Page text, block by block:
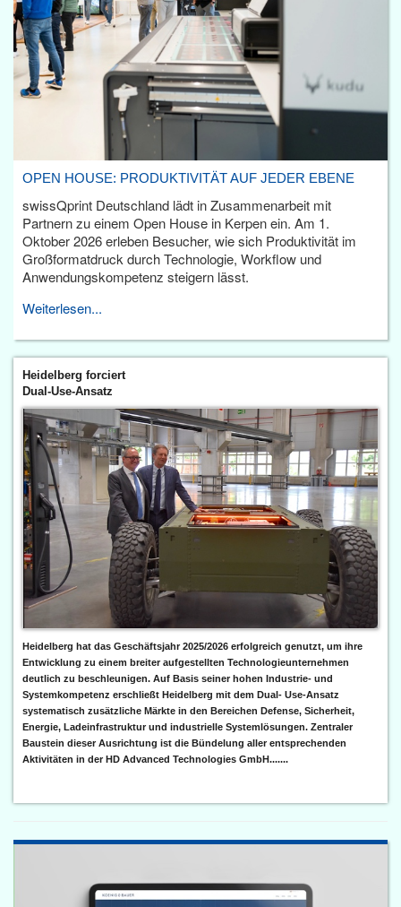
OPEN HOUSE: PRODUKTIVITÄT AUF JEDER EBENE
swissQprint Deutschland lädt in Zusammenarbeit mit
Partnern zu einem Open House in Kerpen ein. Am 1.
Oktober 2026 erleben Besucher, wie sich Produktivität im
Großformatdruck durch Technologie, Workflow und
Anwendungskompetenz steigern lässt.
Weiterlesen...
Heidelberg forciert
Dual-Use-Ansatz
Heidelberg hat das Geschäftsjahr 2025/2026 erfolgreich genutzt, um ihre
Entwicklung zu einem breiter aufgestellten Technologieunternehmen
deutlich zu beschleunigen. Auf Basis seiner hohen Industrie- und
Systemkompetenz erschließt Heidelberg mit dem Dual- Use-Ansatz
systematisch zusätzliche Märkte in den Bereichen Defense, Sicherheit,
Energie, Ladeinfrastruktur und industrielle Systemlösungen. Zentraler
Baustein dieser Ausrichtung ist die Bündelung aller entsprechenden
Aktivitäten in der HD Advanced Technologies GmbH.......